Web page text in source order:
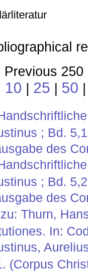
Previous
10 | 25 | 50
; Bd.
des
; Bd.
des
Thurn,
In:
(Corpus